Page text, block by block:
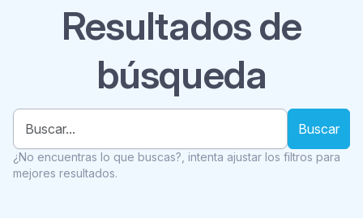
Resultados de
búsqueda
Buscar
¿No encuentras lo que buscas?, intenta ajustar los filtros para
mejores resultados.